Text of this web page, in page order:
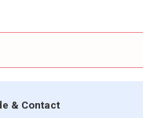
& Contact